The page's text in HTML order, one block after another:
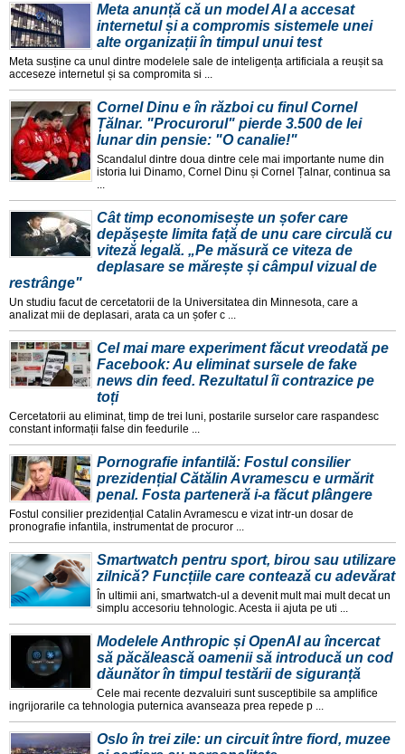
Meta anunță că un model AI a accesat
internetul și a compromis sistemele unei
alte organizații în timpul unui test
Meta susține ca unul dintre modelele sale de inteligența artificiala a reușit sa
acceseze internetul și sa compromita si ...
Cornel Dinu e în război cu finul Cornel
Țălnar. "Procurorul" pierde 3.500 de lei
lunar din pensie: "O canalie!"
Scandalul dintre doua dintre cele mai importante nume din
istoria lui Dinamo, Cornel Dinu și Cornel Țalnar, continua sa
Cât timp economisește un șofer care
depășește limita față de unu care circulă cu
viteză legală. „Pe măsură ce viteza de
deplasare se mărește și câmpul vizual de
restrânge"
Un studiu facut de cercetatorii de la Universitatea din Minnesota, care a
analizat mii de deplasari, arata ca un șofer c ...
Cel mai mare experiment făcut vreodată pe
Facebook: Au eliminat sursele de fake
news din feed. Rezultatul îi contrazice pe
toți
Cercetatorii au eliminat, timp de trei luni, postarile surselor care raspandesc
constant informații false din feedurile ...
Pornografie infantilă: Fostul consilier
prezidențial Cătălin Avramescu e urmărit
penal. Fosta parteneră i-a făcut plângere
Fostul consilier prezidențial Catalin Avramescu e vizat intr-un dosar de
pronografie infantila, instrumentat de procuror ...
Smartwatch pentru sport, birou sau utilizare
zilnică? Funcțiile care contează cu adevărat
În ultimii ani, smartwatch-ul a devenit mult mai mult decat un
simplu accesoriu tehnologic. Acesta ii ajuta pe uti ...
Modelele Anthropic și OpenAI au încercat
să păcălească oamenii să introducă un cod
dăunător în timpul testării de siguranță
Cele mai recente dezvaluiri sunt susceptibile sa amplifice
ingrijorarile ca tehnologia puternica avanseaza prea repede p ...
Oslo în trei zile: un circuit între fiord, muzee